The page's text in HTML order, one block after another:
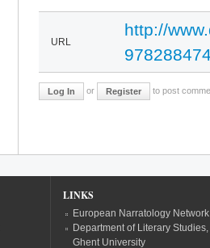
URL
http://
Log In or Register to post
LINKS
European Narratology Network
Department of Literary Studies,
Ghent University